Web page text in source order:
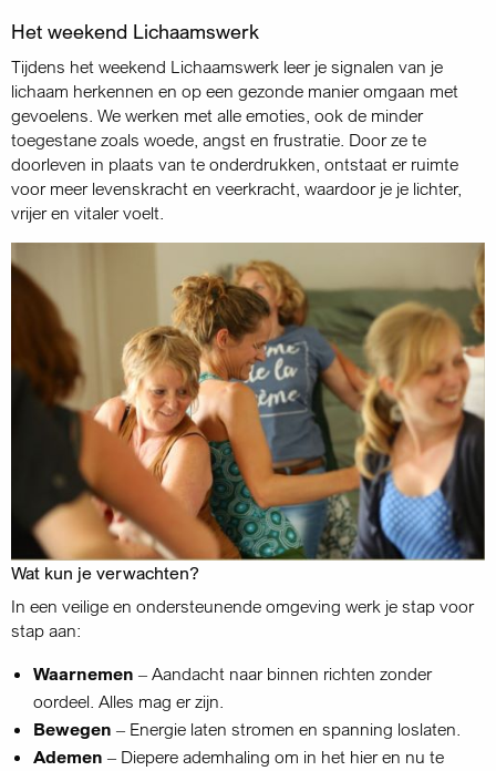
Het weekend Lichaamswerk
Tijdens het weekend Lichaamswerk leer je signalen van je
lichaam herkennen en op een gezonde manier omgaan met
gevoelens. We werken met alle emoties, ook de minder
toegestane zoals woede, angst en frustratie. Door ze te
doorleven in plaats van te onderdrukken, ontstaat er ruimte
voor meer levenskracht en veerkracht, waardoor je je lichter,
vrijer en vitaler voelt.
Wat kun je verwachten?
In een veilige en ondersteunende omgeving werk je stap voor
stap aan:
Waarnemen – Aandacht naar binnen richten zonder
oordeel. Alles mag er zijn.
Bewegen – Energie laten stromen en spanning loslaten.
Ademen – Diepere ademhaling om in het hier en nu te